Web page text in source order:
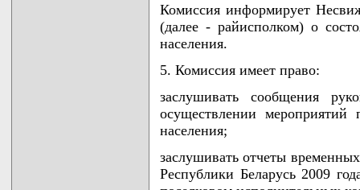
Комиссия информирует
(далее - райисполком) о
населения.
5. Комиссия имеет право:
заслушивать сообщения
осуществлении
населения;
заслушивать отчеты
Республики Беларусь 2009